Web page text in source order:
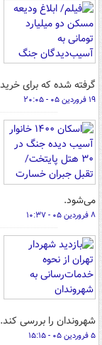
گرفته شده که برای
۱۹ فروردین ۰۵ - ۲۰:۰۵
می‌شود.
۸ فروردین ۰۵ - ۱۰:۳۷
شهروندان را بررسی کند.
۵ فروردین ۰۵ - ۱۵:۱۵